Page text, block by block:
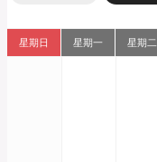
星期日 星期一 星期二